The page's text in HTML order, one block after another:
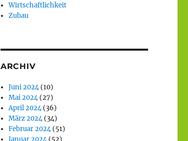
Wirtschaftlichkeit
Zubau
ARCHIV
Juni 2024(10)
Mai 2024(27)
April 2024(36)
März 2024(34)
Februar 2024(51)